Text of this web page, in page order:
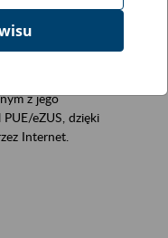
z jego
eZUS, dzięki
Internet.